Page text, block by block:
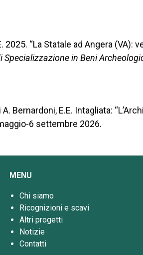
2025. “La Statale ad Angera
Specializzazione in Beni
Bernardoni, E.E. Intagliata:
6 settembre 2026.
MENU
Chi siamo
Ricognizioni e scavi
Altri progetti
Notizie
Contatti